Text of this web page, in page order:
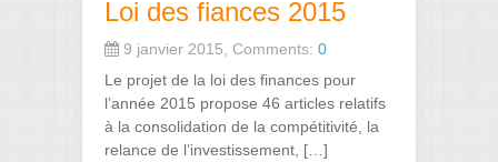
Loi des fiances 2015
9 janvier 2015, Comments: 0
Le projet de la loi des finances pour
l’année 2015 propose 46 articles relatifs
à la consolidation de la compétitivité, la
relance de l’investissement, […]